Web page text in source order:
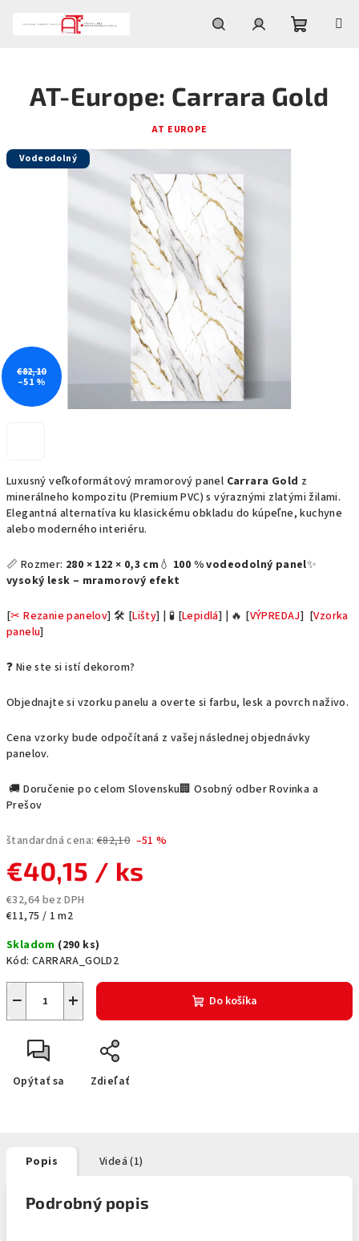
košík
Luxusný veľkoformátový mramorový panel Carrara Gold z
minerálneho kompozitu (Premium PVC) s výraznými zlatými žilami.
Elegantná alternatíva ku klasickému obkladu do kúpeľne, kuchyne
alebo moderného interiéru.
📏 Rozmer: 280 × 122 × 0,3 cm 💧 100 % vodeodolný panel✨
vysoký lesk – mramorový efekt
[✂ Rezanie panelov] 🛠 [Lišty] | 🧪 [Lepidlá] | 🔥 [VÝPREDAJ] [Vzorka
panelu]
❓ Nie ste si istí dekorom?
Objednajte si vzorku panelu a overte si farbu, lesk a povrch naživo.
Cena vzorky bude odpočítaná z vašej následnej objednávky
panelov.
🚚 Doručenie po celom Slovensku🏢 Osobný odber Rovinka a
Prešov
štandardná cena: €82,10 –51 %
€40,15 / ks
€32,64 bez DPH
Jednotková
€11,75 / 1 m2
Skladom (290 ks)
Kód: CARRARA_GOLD2
+
− Do košíka
Opýtať sa Zdieľať
AT-Europe: Carrara Gold
AT EUROPE
Vodeodolný
€82,10
–51 %
Popis Videá (1)
Podrobný popis